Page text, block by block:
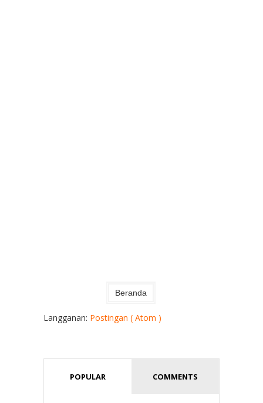
Beranda
Langganan: Postingan ( Atom )
POPULAR COMMENTS